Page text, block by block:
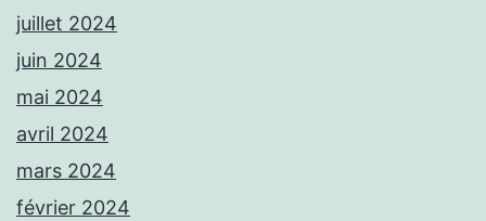
juillet 2024
juin 2024
mai 2024
avril 2024
mars 2024
février 2024